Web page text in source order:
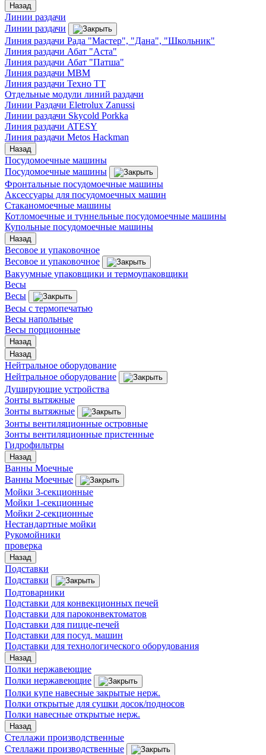
Назад
Линии раздачи
Линии раздачи
Линия раздачи Рада "Мастер", "Дана", "Школьник"
Линия раздачи Абат "Аста"
Линия раздачи Абат "Патша"
Линия раздачи МВМ
Линия раздачи Техно ТТ
Отдельные модули линий раздачи
Линии Раздачи Eletrolux Zanussi
Линии раздачи Skycold Porkka
Линия раздачи ATESY
Линия раздачи Metos Hackman
Назад
Посудомоечные машины
Посудомоечные машины
Фронтальные посудомоечные машины
Аксессуары для посудомоечных машин
Стаканомоечные машины
Котломоечные и туннельные посудомоечные машины
Купольные посудомоечные машины
Назад
Весовое и упаковочное
Весовое и упаковочное
Вакуумные упаковщики и термоупаковщики
Весы
Весы
Весы с термопечатью
Весы напольные
Весы порционные
Назад
Назад
Нейтральное оборудование
Нейтральное оборудование
Душирующие устройства
Зонты вытяжные
Зонты вытяжные
Зонты вентиляционные островные
Зонты вентиляционные пристенные
Гидрофильтры
Назад
Ванны Моечные
Ванны Моечные
Мойки 3-секционные
Мойки 1-секционные
Мойки 2-секционные
Нестандартные мойки
Рукомойники
проверка
Назад
Подставки
Подставки
Подтоварники
Подставки для конвекционных печей
Подставки для пароконвектоматов
Подставки для пицце-печей
Подставки для посуд. машин
Подставки для технологического оборудования
Назад
Полки нержавеющие
Полки нержавеющие
Полки купе навесные закрытые нерж.
Полки открытые для сушки досок/подносов
Полки навесные открытые нерж.
Назад
Стеллажи производственные
Стеллажи производственные